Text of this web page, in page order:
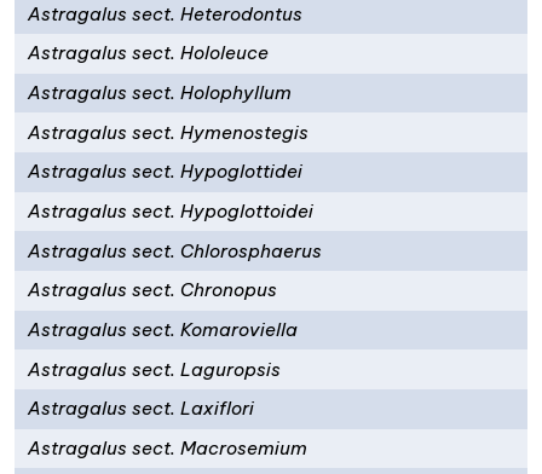
Astragalus sect. Heterodontus
Astragalus sect. Hololeuce
Astragalus sect. Holophyllum
Astragalus sect. Hymenostegis
Astragalus sect. Hypoglottidei
Astragalus sect. Hypoglottoidei
Astragalus sect. Chlorosphaerus
Astragalus sect. Chronopus
Astragalus sect. Komaroviella
Astragalus sect. Laguropsis
Astragalus sect. Laxiflori
Astragalus sect. Macrosemium